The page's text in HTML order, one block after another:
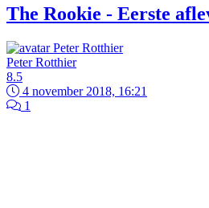
The Rookie - Eerste
Peter Rotthier
8.5
4 november 2018, 16:21
1